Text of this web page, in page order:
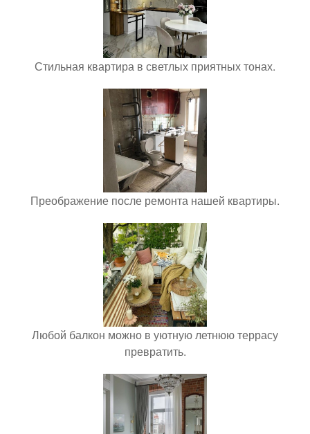
Стильная квартира в светлых приятных тонах.
Преображение после ремонта нашей квартиры.
Любой балкон можно в уютную летнюю террасу
превратить.